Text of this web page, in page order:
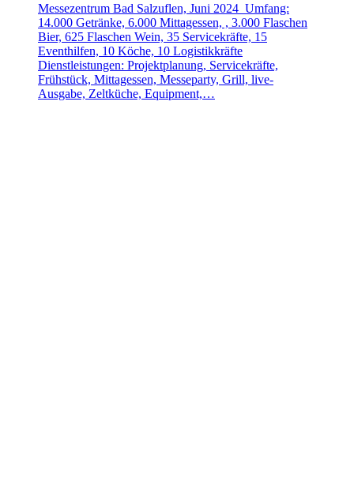
Messezentrum Bad Salzuflen, Juni 2024 Umfang:
14.000 Getränke, 6.000 Mittagessen, , 3.000 Flaschen
Bier, 625 Flaschen Wein, 35 Servicekräfte, 15
Eventhilfen, 10 Köche, 10 Logistikkräfte
Dienstleistungen: Projektplanung, Servicekräfte,
Frühstück, Mittagessen, Messeparty, Grill, live-
Ausgabe, Zeltküche, Equipment,…